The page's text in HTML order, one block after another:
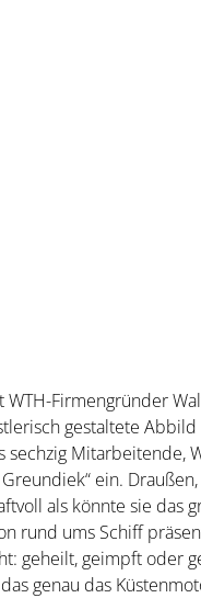
Firmengründer
gestaltete
sechzig
ein.
als könnte sie das
rund ums Schiff
geheilt, geimpft oder
genau das